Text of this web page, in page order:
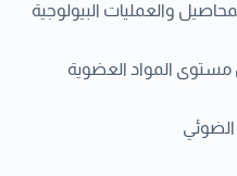
والعمليات البيولوجية
مستوى المواد العضوية
الضوئي